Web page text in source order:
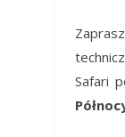
Safari